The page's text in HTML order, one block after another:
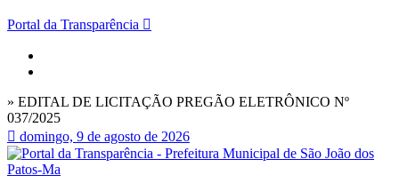
Portal da Transparência
» EDITAL DE LICITAÇÃO PREGÃO ELETRÔNICO Nº
037/2025
domingo, 9 de agosto de 2026